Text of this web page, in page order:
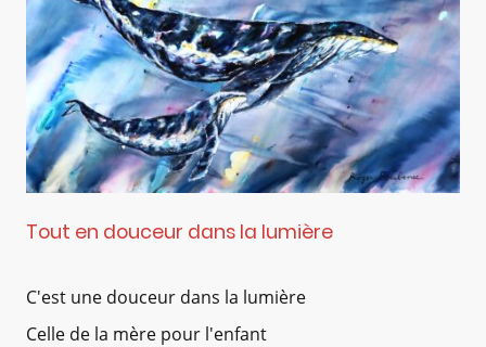
Tout en douceur dans la lumière
C'est une douceur dans la lumière
Celle de la mère pour l'enfant